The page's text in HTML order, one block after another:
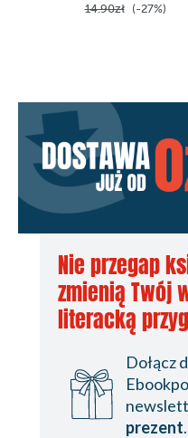
14.90zł (-27%)
Nie przegap
zmienią Twój
literacką
Dołącz
prezent